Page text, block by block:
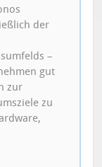
der
–
gut
zur
zu